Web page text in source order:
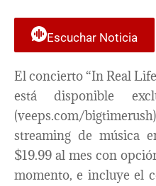
Escuchar Noticia
El concierto “In Real
está disponible
(veeps.com/
streaming de música
$19.99 al mes con
momento, e incluye el